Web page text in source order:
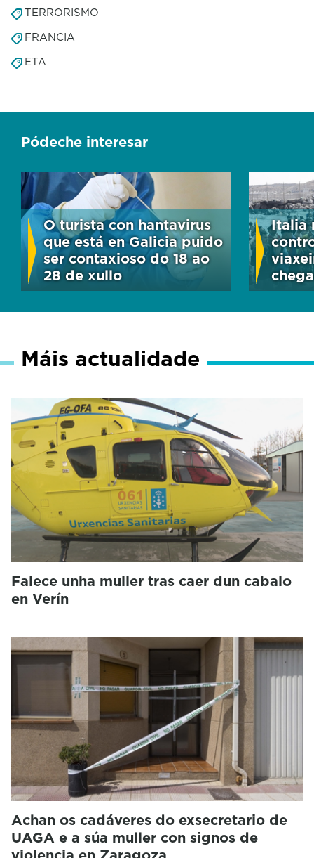
TERRORISMO
FRANCIA
ETA
Pódeche interesar
O turista con hantavirus
que está en Galicia puido
ser contaxioso do 18 ao
28 de xullo
Italia
Máis actualidade
Falece unha muller tras caer dun cabalo
en Verín
Achan os cadáveres do exsecretario de
UAGA e a súa muller con signos de